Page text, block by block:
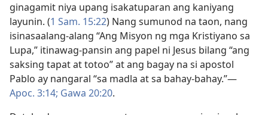
ginagamit niya upang isakatuparan ang kaniyang
layunin. (1 Sam. 15:22) Nang sumunod na taon, nang
isinasaalang-alang “Ang Misyon ng mga Kristiyano sa
Lupa,” itinawag-pansin ang papel ni Jesus bilang “ang
saksing tapat at totoo” at ang bagay na si apostol
Pablo ay nangaral “sa madla at sa bahay-bahay.”​—
Apoc. 3:14; Gawa 20:20.